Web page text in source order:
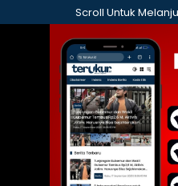
ke
Scroll Untuk